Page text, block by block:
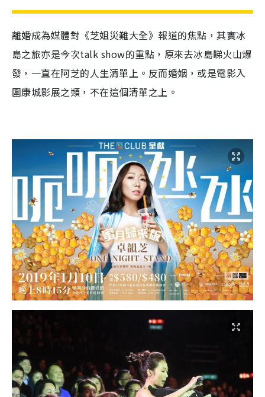
離婚成為媒體對《芝姐災難大全》報道的焦點，其實冰
島之旅亦是今次talk show的重點，原來去冰島睇火山爆
發，一直在阿芝的人生清單上。反而婚姻，或是電影入
圍康城影展之類，不在這個清單之上。